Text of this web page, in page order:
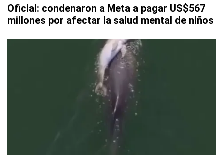
Oficial: condenaron a Meta a pagar US$567
millones por afectar la salud mental de niños